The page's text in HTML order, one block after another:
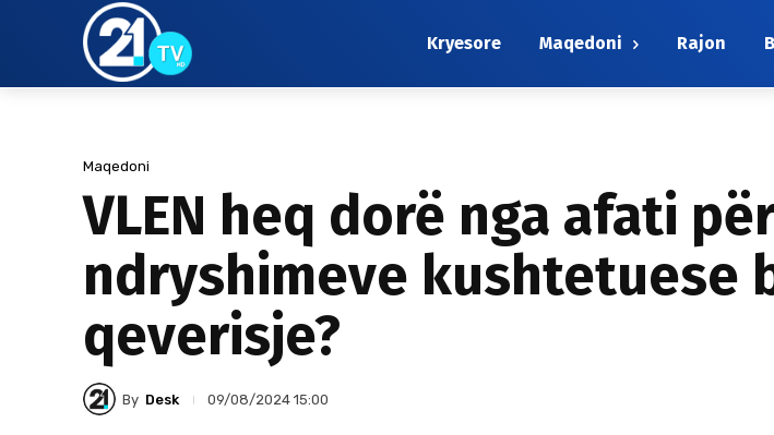
Kryesore Maqedoni Rajon
Maqedoni
VLEN heq dorë nga afati
ndryshimeve kushtetuese
qeverisje?
By Desk 09/08/2024 15:00